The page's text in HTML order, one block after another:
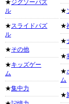
★ジグソーパズ
ル
★スライドパズ
ル
★その他
★キッズゲー
ム
★集中力
★
★
★
★
★
ム
★